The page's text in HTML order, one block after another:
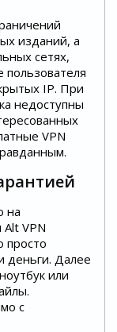
изданий, а
сетях,
пользователя
IP. При
недоступны
VPN
на
VPN
просто
деньги. Далее
или
с